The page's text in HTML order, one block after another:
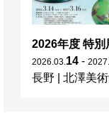
2026 03 14 - 2027
長野
北澤美